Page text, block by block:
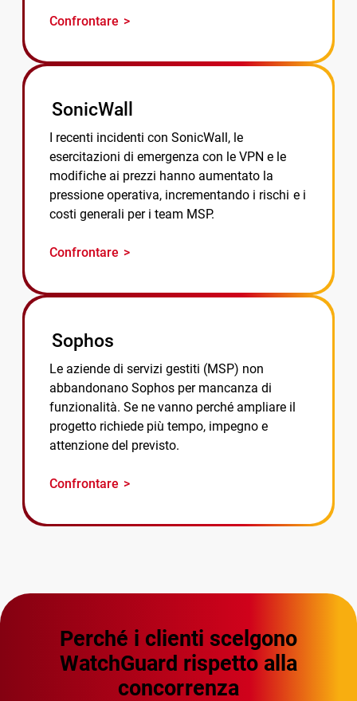
Confrontare
SonicWall
I recenti incidenti con SonicWall, le
esercitazioni di emergenza con le VPN e le
modifiche ai prezzi hanno aumentato la
pressione operativa, incrementando i rischi e i
costi generali per i team MSP.
Confrontare
Sophos
Le aziende di servizi gestiti (MSP) non
abbandonano Sophos per mancanza di
funzionalità. Se ne vanno perché ampliare il
progetto richiede più tempo, impegno e
attenzione del previsto.
Confrontare
Perché i clienti scelgono
WatchGuard rispetto alla
concorrenza